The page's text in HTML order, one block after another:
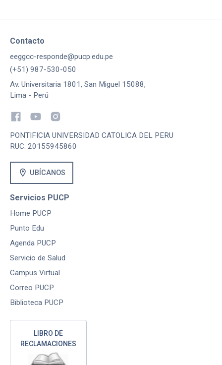
Contacto
eeggcc-responde@pucp.edu.pe
(+51) 987-530-050
Av. Universitaria 1801, San Miguel 15088,
Lima - Perú
PONTIFICIA UNIVERSIDAD CATOLICA DEL PERU
RUC: 20155945860
location_on UBÍCANOS
Servicios PUCP
Home PUCP
Punto Edu
Agenda PUCP
Servicio de Salud
Campus Virtual
Correo PUCP
Biblioteca PUCP
LIBRO DE
RECLAMACIONES